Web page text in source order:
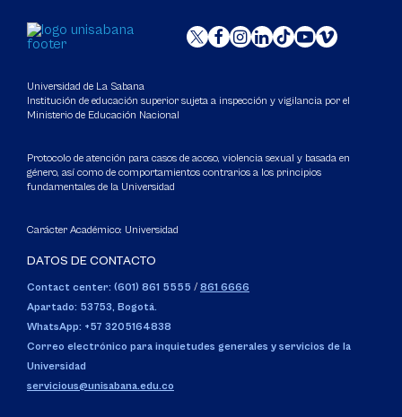
Universidad de La Sabana
Institución de educación superior sujeta a inspección y vigilancia por el
Ministerio de Educación Nacional
Protocolo de atención para casos de acoso, violencia sexual y basada en
género, así como de comportamientos contrarios a los principios
fundamentales de la Universidad
Carácter Académico: Universidad
DATOS DE CONTACTO
Contact center: (601) 861 5555 / 861 6666
Apartado: 53753, Bogotá.
WhatsApp: +57 3205164838
Correo electrónico para inquietudes generales y servicios de la
Universidad
servicious@unisabana.edu.co